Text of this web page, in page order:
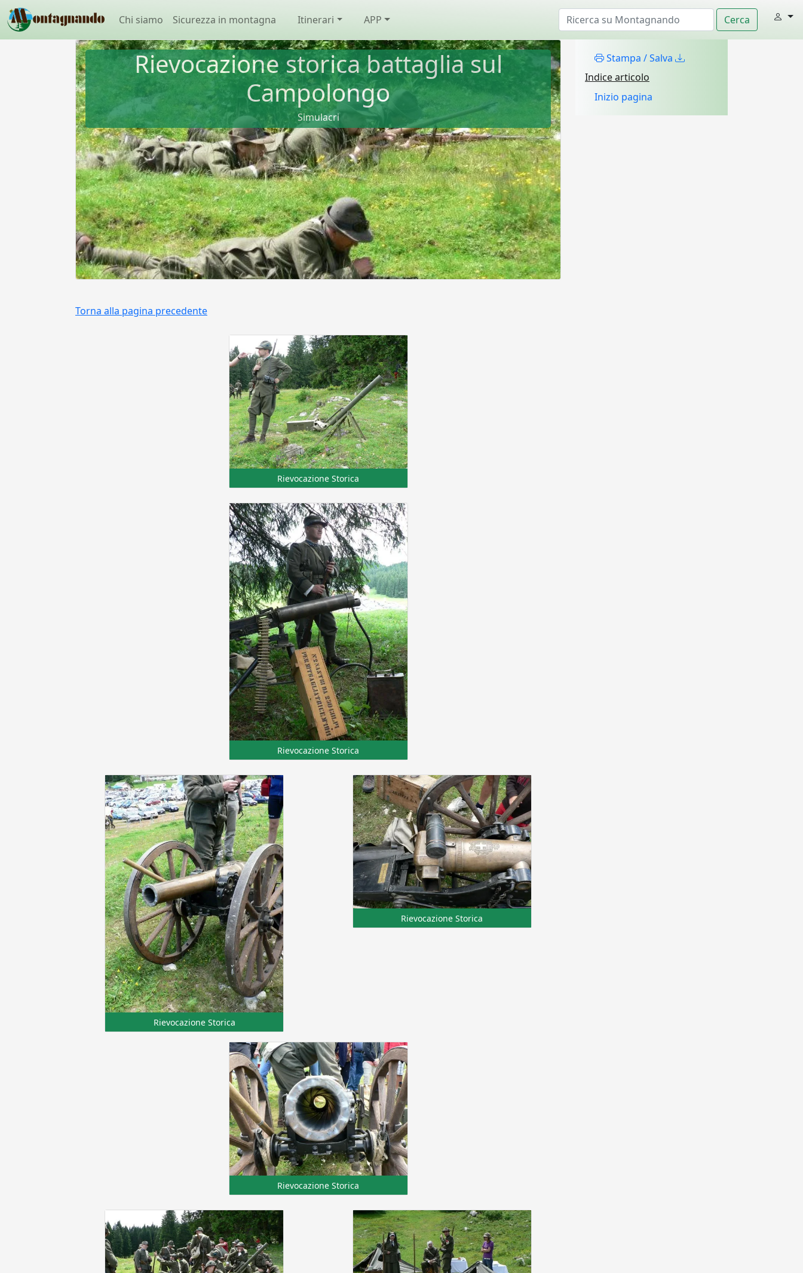
Chi siamo Sicurezza in montagna Itinerari APP
Rievocazione storica battaglia sul
Campolongo
Simulacri
Torna alla pagina precedente
Rievocazione Storica
Rievocazione Storica
Rievocazione Storica
Rievocazione Storica
Rievocazione Storica
Stampa / Salva
Indice articolo
Inizio pagina